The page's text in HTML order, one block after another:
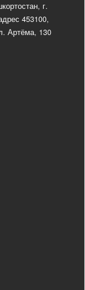
г.
453100,
Артёма, 130